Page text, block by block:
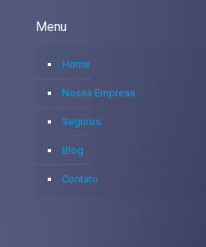
Menu
Home
Nossa Empresa
Seguros
Blog
Contato